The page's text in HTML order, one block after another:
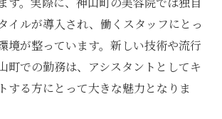
イルが導入され、働くスタッフにとっ
境が整っています。新しい技術や流行
町での勤務は、アシスタントとしてキ
する方にとって大きな魅力となりま